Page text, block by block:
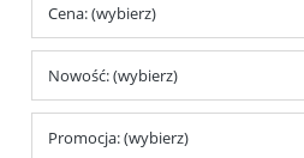
Cena: (wybierz)
Nowość: (wybierz)
Promocja: (wybierz)